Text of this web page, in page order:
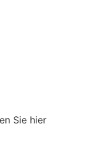
Sie hier